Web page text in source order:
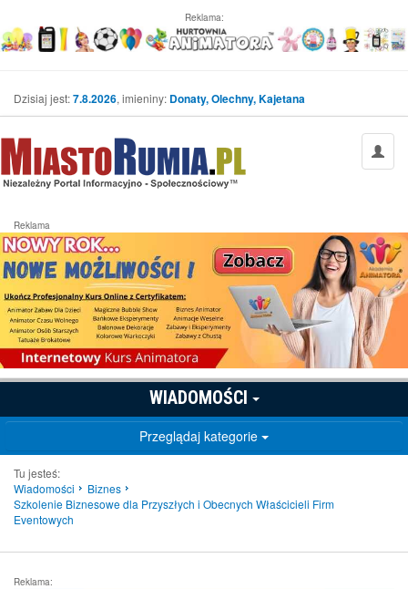
Reklama:
Dzisiaj jest:7.8.2026, imieniny: Donaty, Olechny, Kajetana
Reklama
WIADOMOŚCI
Przeglądaj kategorie
Tu jesteś:
Wiadomości
Biznes
Szkolenie Biznesowe dla Przyszłych i Obecnych Właścicieli Firm
Eventowych
Reklama: